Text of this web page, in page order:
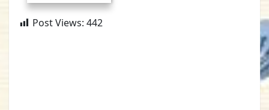
Post Views: 442